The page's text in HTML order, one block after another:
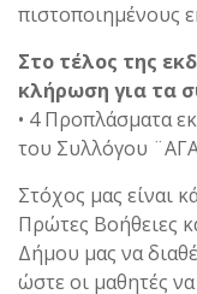
πιστοποιημένους
Στο τέλος της
κλήρωση για τα
• 4 Προπλάσματα
του Συλλόγου
Στόχος μας είναι
Πρώτες Βοήθειες
Δήμου μας να
ώστε οι μαθητές